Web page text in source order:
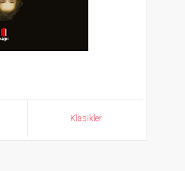
Klasikler